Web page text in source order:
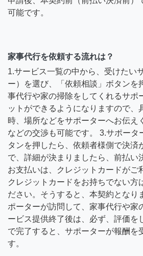
可能です。
家事代行を依頼する流れは？
1.サービス一覧の中から、受けたい
ー）を選び、「依頼相談」ボタンを
事代行や家の掃除をしてくれるサポ
ットができるようになりますので、
時、場所などをサポーターへお伝え
などの交渉も可能です。 3.サポータ
タンを押したら、依頼者様側で決済
で、詳細が決まりましたら、前払い
お支払いは、クレジットカードがご
クレジットカードをお持ちでない方
ださい。そうすると、本契約となり
ポーターが訪問して、家事代行や家
ービス提供終了後は、必ず、評価を
で完了すると、サポーターが報酬を
す。